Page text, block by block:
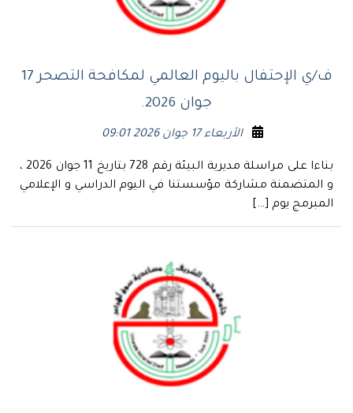
ف/ي الإحتفال باليوم العالمي لمكافحة التصحر 17
جوان 2026.
الأربعاء 17 جوان 2026 09:01
بناءا على مراسلة مديرية البيئة رقم 728 بتاريخ 11 جوان 2026 ،
و المتضمنة مشاركة مؤسستنا في اليوم الدراسي و الإعلامي
المبرمج يوم […]